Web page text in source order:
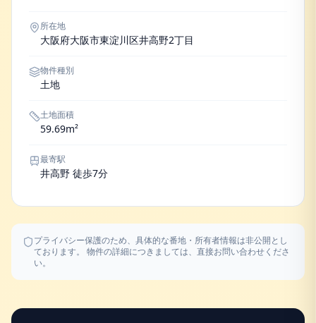
所在地
大阪府大阪市東淀川区井高野2丁目
物件種別
土地
土地面積
59.69m²
最寄駅
井高野 徒歩7分
プライバシー保護のため、具体的な番地・所有者情報は非公開とし
ております。 物件の詳細につきましては、直接お問い合わせくださ
い。